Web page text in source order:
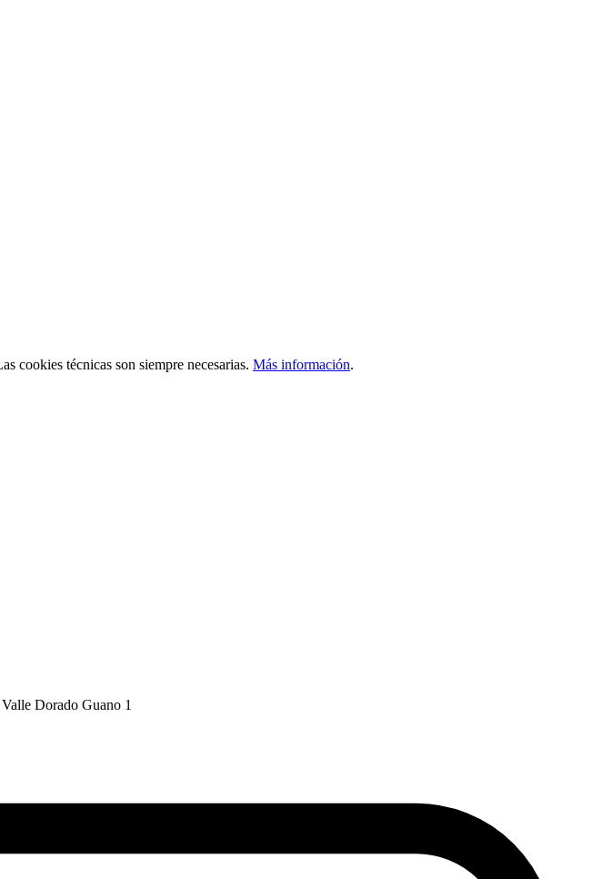
cookies técnicas son siempre necesarias. Más información.
Dorado Guano 1